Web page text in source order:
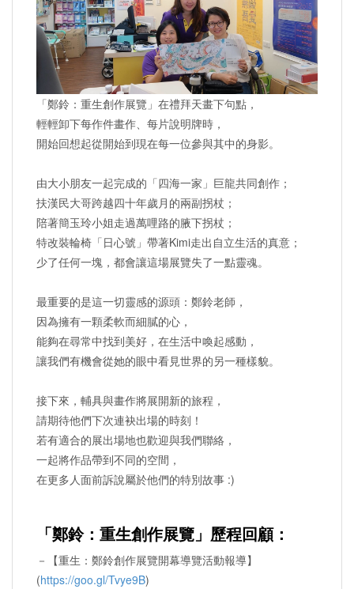
「鄭鈴：重生創作展覽」在禮拜天畫下句點，
輕輕卸下每作件畫作、每片說明牌時，
開始回想起從開始到現在每一位參與其中的身影。
由大小朋友一起完成的「四海一家」巨龍共同創作；
扶漢民大哥跨越四十年歲月的兩副拐杖；
陪著簡玉玲小姐走過萬哩路的腋下拐杖；
特改裝輪椅「日心號」帶著Kimi走出自立生活的真意；
少了任何一塊，都會讓這場展覽失了一點靈魂。
最重要的是這一切靈感的源頭：鄭鈴老師，
因為擁有一顆柔軟而細膩的心，
能夠在尋常中找到美好，在生活中喚起感動，
讓我們有機會從她的眼中看見世界的另一種樣貌。
接下來，輔具與畫作將展開新的旅程，
請期待他們下次連袂出場的時刻！
若有適合的展出場地也歡迎與我們聯絡，
一起將作品帶到不同的空間，
在更多人面前訴說屬於他們的特別故事 :)
「鄭鈴：重生創作展覽」歷程回顧：
－【重生：鄭鈴創作展覽開幕導覽活動報導】
(https://goo.gl/Tvye9B)